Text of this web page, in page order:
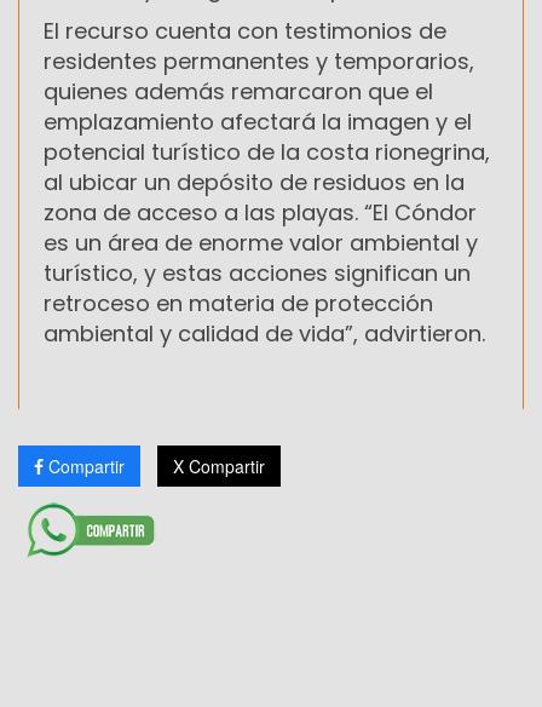
El recurso cuenta con testimonios de
residentes permanentes y temporarios,
quienes además remarcaron que el
emplazamiento afectará la imagen y el
potencial turístico de la costa rionegrina,
al ubicar un depósito de residuos en la
zona de acceso a las playas. “El Cóndor
es un área de enorme valor ambiental y
turístico, y estas acciones significan un
retroceso en materia de protección
ambiental y calidad de vida”, advirtieron.
Compartir X Compartir